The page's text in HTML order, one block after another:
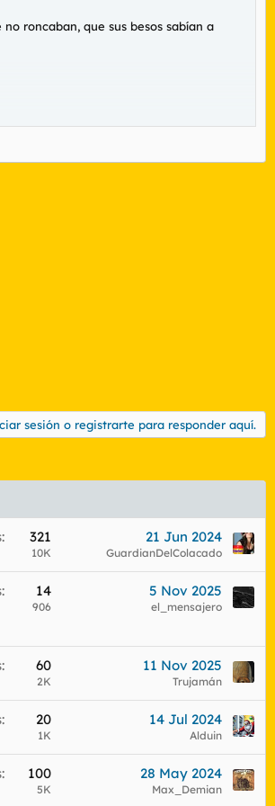
roncaban, que sus besos sabían a
sesión o registrarte para responder aquí.
321
10K
21 Jun 2024
GuardianDelColacado
14
906
5 Nov 2025
el_mensajero
60
2K
11 Nov 2025
Trujamán
20
1K
14 Jul 2024
Alduin
100
5K
28 May 2024
Max_Demian